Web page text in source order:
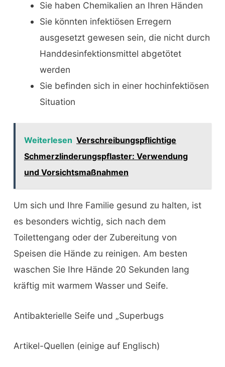
Sie haben Chemikalien an Ihren Händen
Sie könnten infektiösen Erregern
ausgesetzt gewesen sein, die nicht durch
Handdesinfektionsmittel abgetötet
werden
Sie befinden sich in einer hochinfektiösen
Situation
Weiterlesen Verschreibungspflichtige
Schmerzlinderungspflaster: Verwendung
und Vorsichtsmaßnahmen
Um sich und Ihre Familie gesund zu halten, ist
es besonders wichtig, sich nach dem
Toilettengang oder der Zubereitung von
Speisen die Hände zu reinigen. Am besten
waschen Sie Ihre Hände 20 Sekunden lang
kräftig mit warmem Wasser und Seife.
Antibakterielle Seife und „Superbugs
Artikel-Quellen (einige auf Englisch)